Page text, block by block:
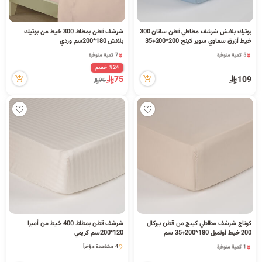
بوتيك بلانش شرشف مطاطي قطن ساتان 300
خيط أزرق سماوي سوبر كينج 200*200+35
سم
5 كمية متوفرة
5 كمية متوفرة
4 مشاهدة مؤخراً
109
شرشف قطن بمطاط 300 خيط من بوتيك
بلانش 180*200سم وردي
7 كمية متوفرة
1 قطعة بيعت مؤخراً
6 مشاهدة مؤخراً
7 كمية متوفرة
%24 خصم
75
99
كوتاج شرشف مطاطي كينج من قطن بيركال
200 خيط أوتميل 180*200+35 سم
1 كمية متوفرة
شرشف قطن بمطاط 400 خيط من أمبرا
120*200سم كريمي
4 مشاهدة مؤخراً